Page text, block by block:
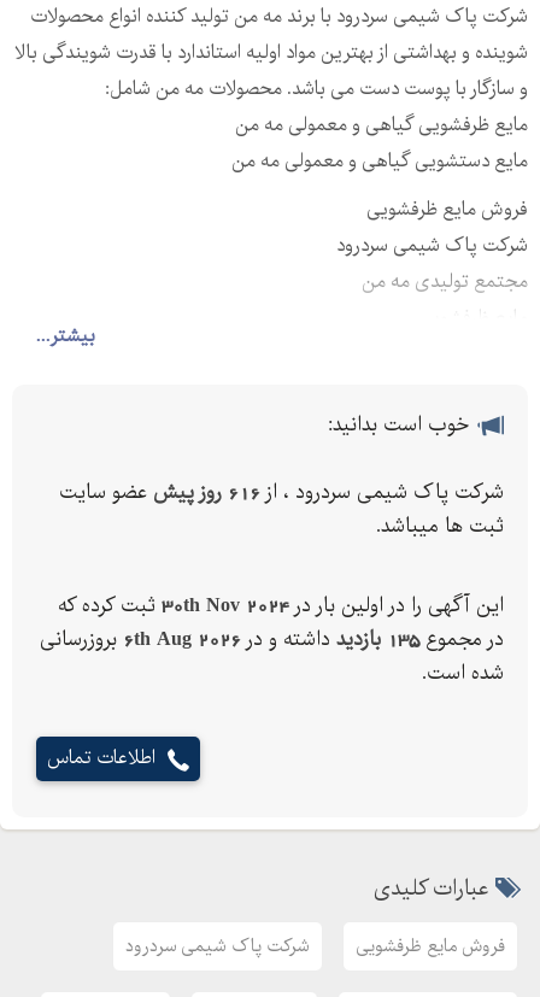
بیشتر...
شرکت پاک شیمی سردرود با برند مه من تولید کننده انواع محصولات
شوینده و بهداشتی از بهترین مواد اولیه استاندارد با قدرت شویندگی بالا
و سازگار با پوست دست می باشد. محصولات مه من شامل:
مایع ظرفشویی گیاهی و معمولی مه من
مایع دستشویی گیاهی و معمولی مه من
فروش مایع ظرفشویی
شرکت پاک شیمی سردرود
مجتمع تولیدی مه من
خوب است بدانید:
شرکت پاک شیمی سردرود ، از 616 روز پیش
عضو سایت
ثبت ها میباشد.
این آگهی را در اولین بار در 30th Nov 2024 ثبت کرده که
در مجموع135 بازدید داشته و در 6th Aug 2026 بروزرسانی
شده است.
اطلاعات تماس
عبارات کلیدی
فروش مایع ظرفشویی شرکت پاک شیمی سردرود